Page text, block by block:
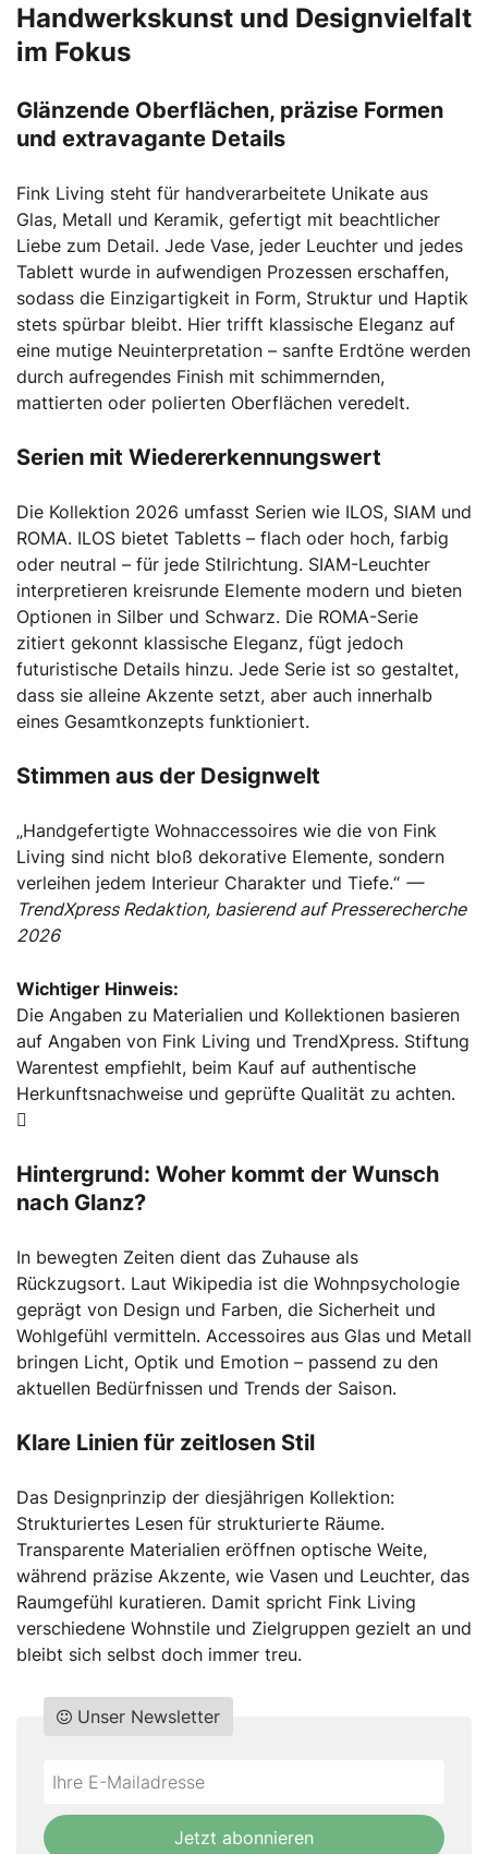
Handwerkskunst und Designvielfalt
im Fokus
Glänzende Oberflächen, präzise Formen
und extravagante Details
Fink Living steht für handverarbeitete Unikate aus
Glas, Metall und Keramik, gefertigt mit beachtlicher
Liebe zum Detail. Jede Vase, jeder Leuchter und jedes
Tablett wurde in aufwendigen Prozessen erschaffen,
sodass die Einzigartigkeit in Form, Struktur und Haptik
stets spürbar bleibt. Hier trifft klassische Eleganz auf
eine mutige Neuinterpretation – sanfte Erdtöne werden
durch aufregendes Finish mit schimmernden,
mattierten oder polierten Oberflächen veredelt.
Serien mit Wiedererkennungswert
Die Kollektion 2026 umfasst Serien wie ILOS, SIAM und
ROMA. ILOS bietet Tabletts – flach oder hoch, farbig
oder neutral – für jede Stilrichtung. SIAM-Leuchter
interpretieren kreisrunde Elemente modern und bieten
Optionen in Silber und Schwarz. Die ROMA-Serie
zitiert gekonnt klassische Eleganz, fügt jedoch
futuristische Details hinzu. Jede Serie ist so gestaltet,
dass sie alleine Akzente setzt, aber auch innerhalb
eines Gesamtkonzepts funktioniert.
Stimmen aus der Designwelt
„Handgefertigte Wohnaccessoires wie die von Fink
Living sind nicht bloß dekorative Elemente, sondern
verleihen jedem Interieur Charakter und Tiefe.“ —
TrendXpress Redaktion, basierend auf Presserecherche
2026
Wichtiger Hinweis:
Die Angaben zu Materialien und Kollektionen basieren
auf Angaben von Fink Living und TrendXpress. Stiftung
Warentest empfiehlt, beim Kauf auf authentische
Herkunftsnachweise und geprüfte Qualität zu achten.
Hintergrund: Woher kommt der Wunsch
nach Glanz?
In bewegten Zeiten dient das Zuhause als
Rückzugsort. Laut Wikipedia ist die Wohnpsychologie
geprägt von Design und Farben, die Sicherheit und
Wohlgefühl vermitteln. Accessoires aus Glas und Metall
bringen Licht, Optik und Emotion – passend zu den
aktuellen Bedürfnissen und Trends der Saison.
Klare Linien für zeitlosen Stil
Das Designprinzip der diesjährigen Kollektion:
Strukturiertes Lesen für strukturierte Räume.
Transparente Materialien eröffnen optische Weite,
während präzise Akzente, wie Vasen und Leuchter, das
Raumgefühl kuratieren. Damit spricht Fink Living
verschiedene Wohnstile und Zielgruppen gezielt an und
bleibt sich selbst doch immer treu.
Do
fill
Unser Newsletter
*Ihre
Mailadresse:
Jetzt abonnieren